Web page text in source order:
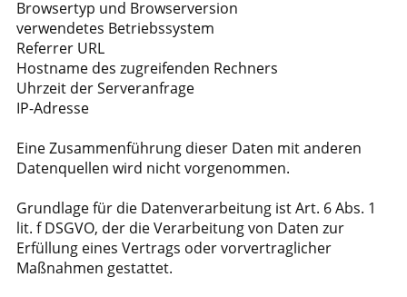
Browsertyp und Browserversion
verwendetes Betriebssystem
Referrer URL
Hostname des zugreifenden Rechners
Uhrzeit der Serveranfrage
IP-Adresse
Eine Zusammenführung dieser Daten mit anderen
Datenquellen wird nicht vorgenommen.
Grundlage für die Datenverarbeitung ist Art. 6 Abs. 1
lit. f DSGVO, der die Verarbeitung von Daten zur
Erfüllung eines Vertrags oder vorvertraglicher
Maßnahmen gestattet.